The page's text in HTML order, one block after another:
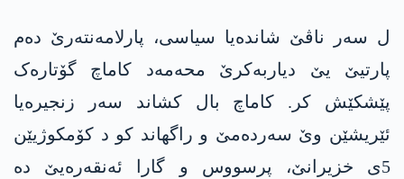
ل سەر ناڤێ شاندەیا سیاسی، پارلامەنتەرێ دەم
پارتیێ یێ دیاربەکرێ محەمەد کاماچ گۆتارەک
پێشکێش کر. کاماچ بال کشاند سەر زنجيرەیا
ئێریشێن وێ سەردەمێ و راگھاند کو د کۆمکوژیێن
5ی خزیرانێ، پرسووس و گارا ئەنقەرەیێ دە